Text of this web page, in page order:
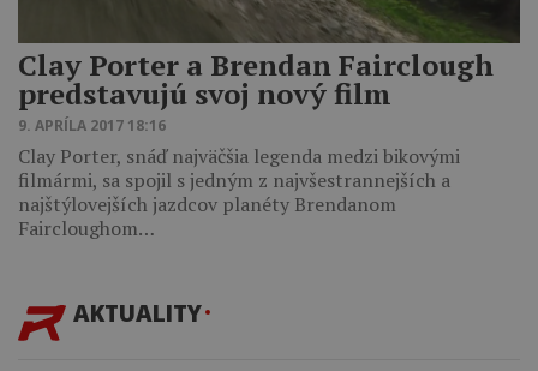
Clay Porter a Brendan Fairclough
predstavujú svoj nový film
9. APRÍLA 2017 18:16
Clay Porter, snáď najväčšia legenda medzi bikovými
filmármi, sa spojil s jedným z najvšestrannejších a
najštýlovejších jazdcov planéty Brendanom
Faircloughom…
AKTUALITY